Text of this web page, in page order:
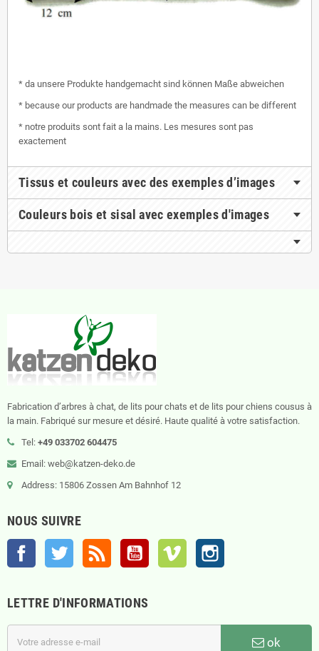
* da unsere Produkte handgemacht sind können Maße abweichen
* because our products are handmade the measures can be different
* notre produits sont fait a la mains. Les mesures sont pas
exactement
Tissus et couleurs avec des exemples d’images
Couleurs bois et sisal avec exemples d'images
Fabrication d’arbres à chat, de lits pour chats et de lits pour chiens cousus à
la main. Fabriqué sur mesure et désiré. Haute qualité à votre satisfaction.
Tel: +49 033702 604475
Email: web@katzen-deko.de
Address: 15806 Zossen Am Bahnhof 12
NOUS SUIVRE
Facebook Twitter YouTube Vimeo
LETTRE D'INFORMATIONS
ok